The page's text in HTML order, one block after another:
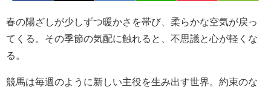
春の陽ざしが少しずつ暖かさを帯び、柔らかな空気が戻っ
てくる。その季節の気配に触れると、不思議と心が軽くな
る。
競馬は毎週のように新しい主役を生み出す世界。約束のな